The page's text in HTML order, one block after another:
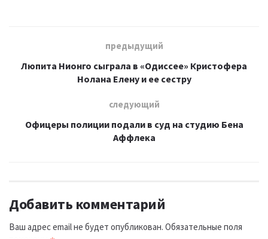
предыдущий
Люпита Нионго сыграла в «Одиссее» Кристофера
Нолана Елену и ее сестру
следующий
Офицеры полиции подали в суд на студию Бена
Аффлека
Добавить комментарий
Ваш адрес email не будет опубликован. Обязательные поля